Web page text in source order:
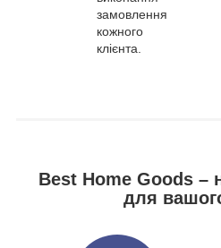
замовлення
кожного
клієнта.
Best Home Goods –
для